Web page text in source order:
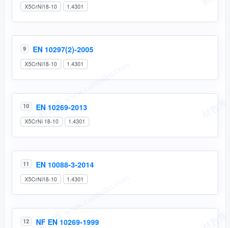
X5CrNi18-10 1.4301
9 EN 10297(2)-2005
X5CrNi18-10 1.4301
10 EN 10269-2013
X5CrNi 18-10 1.4301
11 EN 10088-3-2014
X5CrNi18-10 1.4301
12 NF EN 10269-1999